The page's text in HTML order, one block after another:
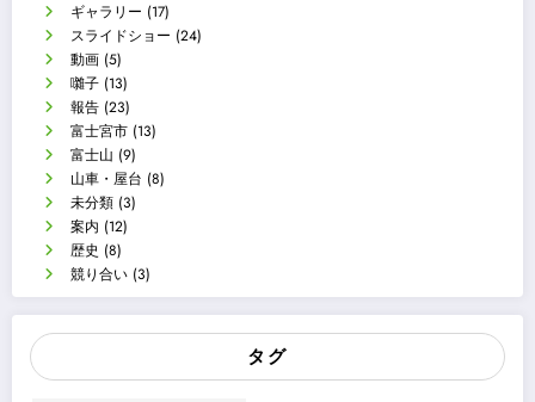
ギャラリー (17)
スライドショー (24)
動画 (5)
囃子 (13)
報告 (23)
富士宮市 (13)
富士山 (9)
山車・屋台 (8)
未分類 (3)
案内 (12)
歴史 (8)
競り合い (3)
タグ